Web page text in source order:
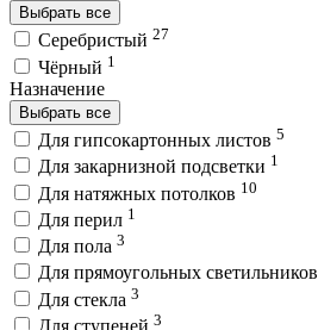
Выбрать все
Серебристый 27
Чёрный 1
Назначение
Выбрать все
Для гипсокартонных листов 5
Для закарнизной подсветки 1
Для натяжных потолков 10
Для перил 1
Для пола 3
Для прямоугольных светильников
Для стекла 3
3